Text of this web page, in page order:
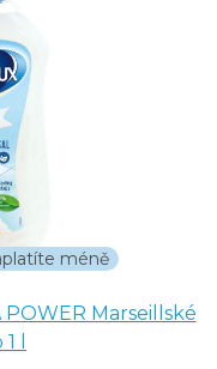
méně
Marseillské
l